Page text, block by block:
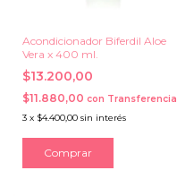
Acondicionador Biferdil Aloe
Vera x 400 ml.
$13.200,00
$11.880,00 con Transferencia
3 x $4.400,00 sin interés